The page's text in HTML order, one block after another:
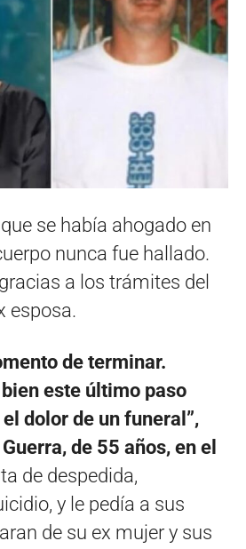
se había ahogado en
nunca fue hallado.
a los trámites del
esposa.
de terminar.
este último paso
dolor de un funeral”,
de 55 años, en el
de despedida,
y le pedía a sus
de su ex mujer y sus